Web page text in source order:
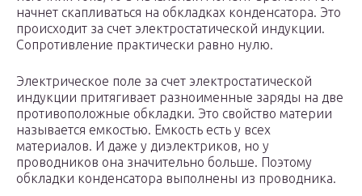
начнет скапливаться на обкладках конденсатора. Это
происходит за счет электростатической индукции.
Сопротивление практически равно нулю.
Электрическое поле за счет электростатической
индукции притягивает разноименные заряды на две
противоположные обкладки. Это свойство материи
называется емкостью. Емкость есть у всех
материалов. И даже у диэлектриков, но у
проводников она значительно больше. Поэтому
обкладки конденсатора выполнены из проводника.